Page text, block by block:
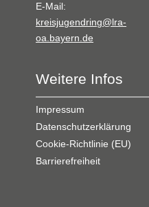
E-Mail:
kreisjugendring@lra-
oa.bayern.de
Weitere Infos
Impressum
Datenschutzerklärung
Cookie-Richtlinie (EU)
Barrierefreiheit